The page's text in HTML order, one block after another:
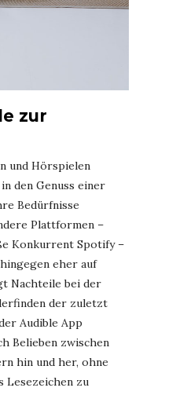
zur
und Hörspielen
den Genuss einer
Bedürfnisse
Plattformen –
Konkurrent Spotify –
eher auf
Nachteile bei der
der zuletzt
Audible App
Belieben zwischen
hin und her, ohne
Lesezeichen zu